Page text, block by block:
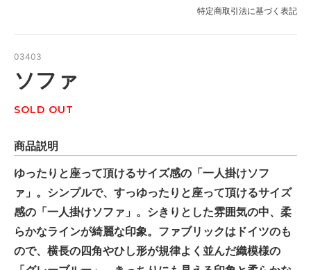
特定商取引法に基づく表記
03403
ソファ
SOLD OUT
商品説明
ゆったりと座って頂けるサイズ感の「一人掛けソフ
ァ」。シンプルで、すっゆったりと座って頂けるサイズ
感の「一人掛けソファ」。シきりとした雰囲気の中、柔
らかなラインが綺麗な印象。ファブリックはドイツのも
ので、横長の四角やひし形が規律よく並んだ織模様の